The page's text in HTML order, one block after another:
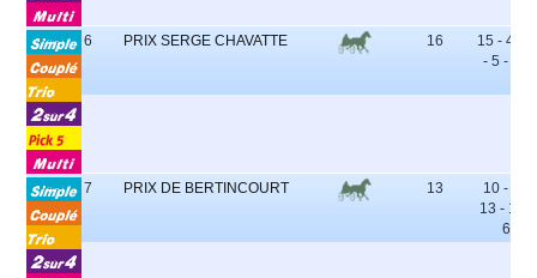
6 PRIX SERGE CHAVATTE 16
15 - 4 - 6
- 5 - 10
7 PRIX DE BERTINCOURT 13
10 - 9 -
13 - 11 -
6